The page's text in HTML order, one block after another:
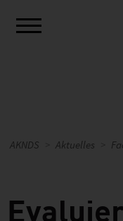
AKNDS Aktuelles